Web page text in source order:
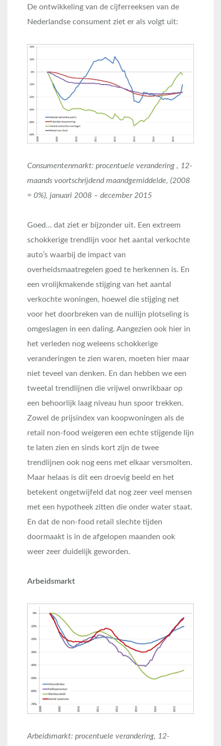
De ontwikkeling van de cijferreeksen van de
Nederlandse consument ziet er als volgt uit:
Consumentenmarkt: procentuele verandering , 12-
maands voortschrijdend maandgemiddelde, (2008
= 0%), januari 2008 – december 2015
Goed… dat ziet er bijzonder uit. Een extreem
schokkerige trendlijn voor het aantal verkochte
auto’s waarbij de impact van
overheidsmaatregelen goed te herkennen is. En
een vrolijkmakende stijging van het aantal
verkochte woningen, hoewel die stijging net
voor het doorbreken van de nullijn plotseling is
omgeslagen in een daling. Aangezien ook hier in
het verleden nog weleens schokkerige
veranderingen te zien waren, moeten hier maar
niet teveel van denken. En dan hebben we een
tweetal trendlijnen die vrijwel onwrikbaar op
een behoorlijk laag niveau hun spoor trekken.
Zowel de prijsindex van koopwoningen als de
retail non-food weigeren een echte stijgende lijn
te laten zien en sinds kort zijn de twee
trendlijnen ook nog eens met elkaar versmolten.
Maar helaas is dit een droevig beeld en het
betekent ongetwijfeld dat nog zeer veel mensen
met een hypotheek zitten die onder water staat.
En dat de non-food retail slechte tijden
doormaakt is in de afgelopen maanden ook
weer zeer duidelijk geworden.
Arbeidsmarkt
Arbeidsmarkt: procentuele verandering, 12-